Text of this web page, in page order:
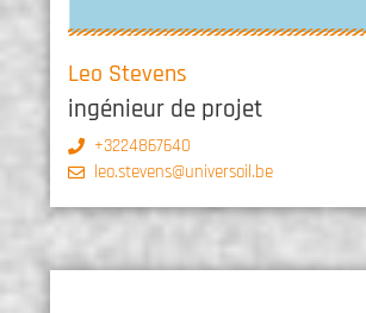
Leo Stevens
ingénieur de projet
+3224867640
leo.stevens@universoil.be